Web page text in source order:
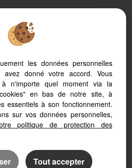
Logiciel immo
Site internet immobilier
Référencement site immobilier
les données personnelles
avez donné votre accord. Vous
n'importe quel moment via la
en bas de notre site, à
essentiels à son fonctionnement.
sur vos données personnelles,
politique de protection des
Tout accepter